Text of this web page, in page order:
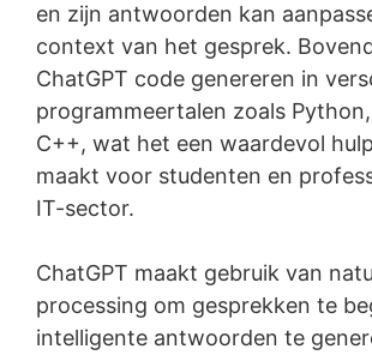
en zijn antwoorden kan
context van het gesprek.
ChatGPT code genereren in
programmeertalen zoals
C++, wat het een waardevol
maakt voor studenten en
IT-sector.
ChatGPT maakt gebruik van
processing om gesprekken te
intelligente antwoorden te